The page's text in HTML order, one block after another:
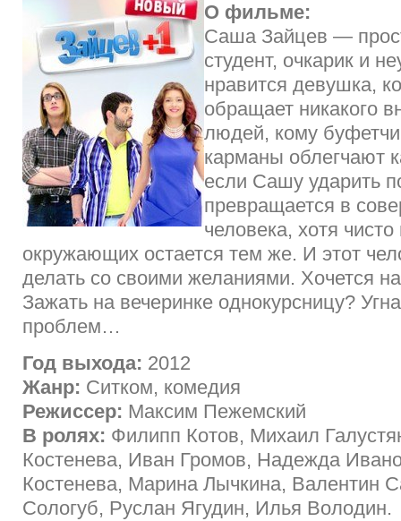
О фильме:
Саша Зайцев —
студент, очкарик и
нравится девушка,
обращает никакого
людей, кому
карманы облегчают
если Сашу ударить
превращается в
человека, хотя
окружающих остается тем же. И этот
делать со своими желаниями. Хочется
Зажать на вечеринке однокурсницу?
проблем…
Год выхода: 2012
Жанр: Ситком, комедия
Режиссер: Максим Пежемский
В ролях: Филипп Котов, Михаил
Костенева, Иван Громов, Надежда
Костенева, Марина Лычкина, Валентин
Сологуб, Руслан Ягудин, Илья Володин.